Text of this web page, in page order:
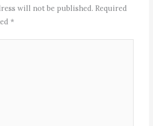
will not be published. Required
*